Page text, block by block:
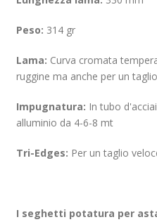
Peso: 314 gr
Lama: Curva cromata
ruggine ma anche per un
Impugnatura: In tubo
alluminio da 4-6-8 mt
Tri-Edges: Per un taglio
I seghetti potatura per